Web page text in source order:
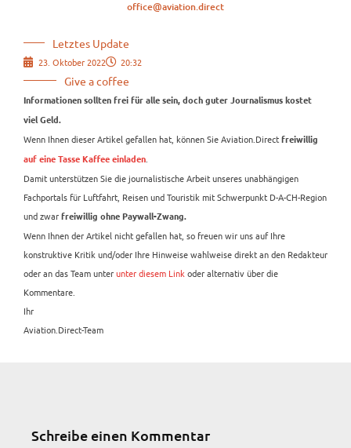
office@aviation.direct
Letztes Update
23. Oktober 2022 20:32
Give a coffee
Informationen sollten frei für alle sein, doch guter Journalismus kostet
viel Geld.
Wenn Ihnen dieser Artikel gefallen hat, können Sie Aviation.Direct freiwillig
auf eine Tasse Kaffee einladen
Damit unterstützen Sie die journalistische Arbeit unseres unabhängigen
Fachportals für Luftfahrt, Reisen und Touristik mit Schwerpunkt D-A-CH-Region
und zwar freiwillig ohne Paywall-Zwang.
Wenn Ihnen der Artikel nicht gefallen hat, so freuen wir uns auf Ihre
konstruktive Kritik und/oder Ihre Hinweise wahlweise direkt an den Redakteur
oder an das Team unterunter diesem Link oder alternativ über die
Kommentare.
Ihr
Aviation.Direct-Team
Schreibe einen Kommentar